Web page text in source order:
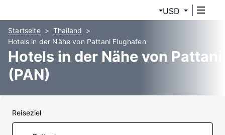
USD
Startseite
Thailand
Hotels in der Nähe von Pattani Flughafen
Hotels in der Nähe von Pattani
(PAN)
Reiseziel